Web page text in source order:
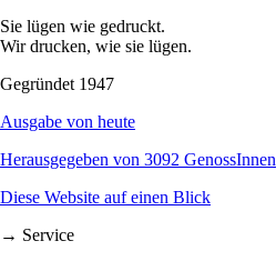
Sie lügen wie gedruckt.
Wir drucken, wie sie lügen.
Gegründet 1947
Ausgabe von heute
Herausgegeben von 3092 GenossInnen
Diese Website auf einen Blick
→ Service